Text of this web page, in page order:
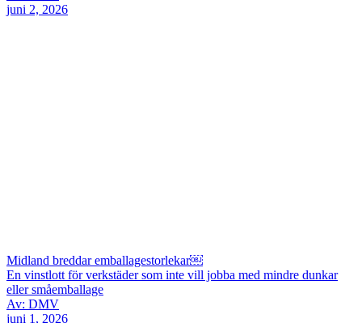
juni 2, 2026
Midland breddar emballagestorlekar￼
En vinstlott för verkstäder som inte vill jobba med mindre dunkar
eller småemballage
Av: DMV
juni 1, 2026